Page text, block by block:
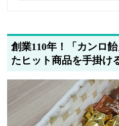
創業110年！「カンロ
たヒット商品を手掛け